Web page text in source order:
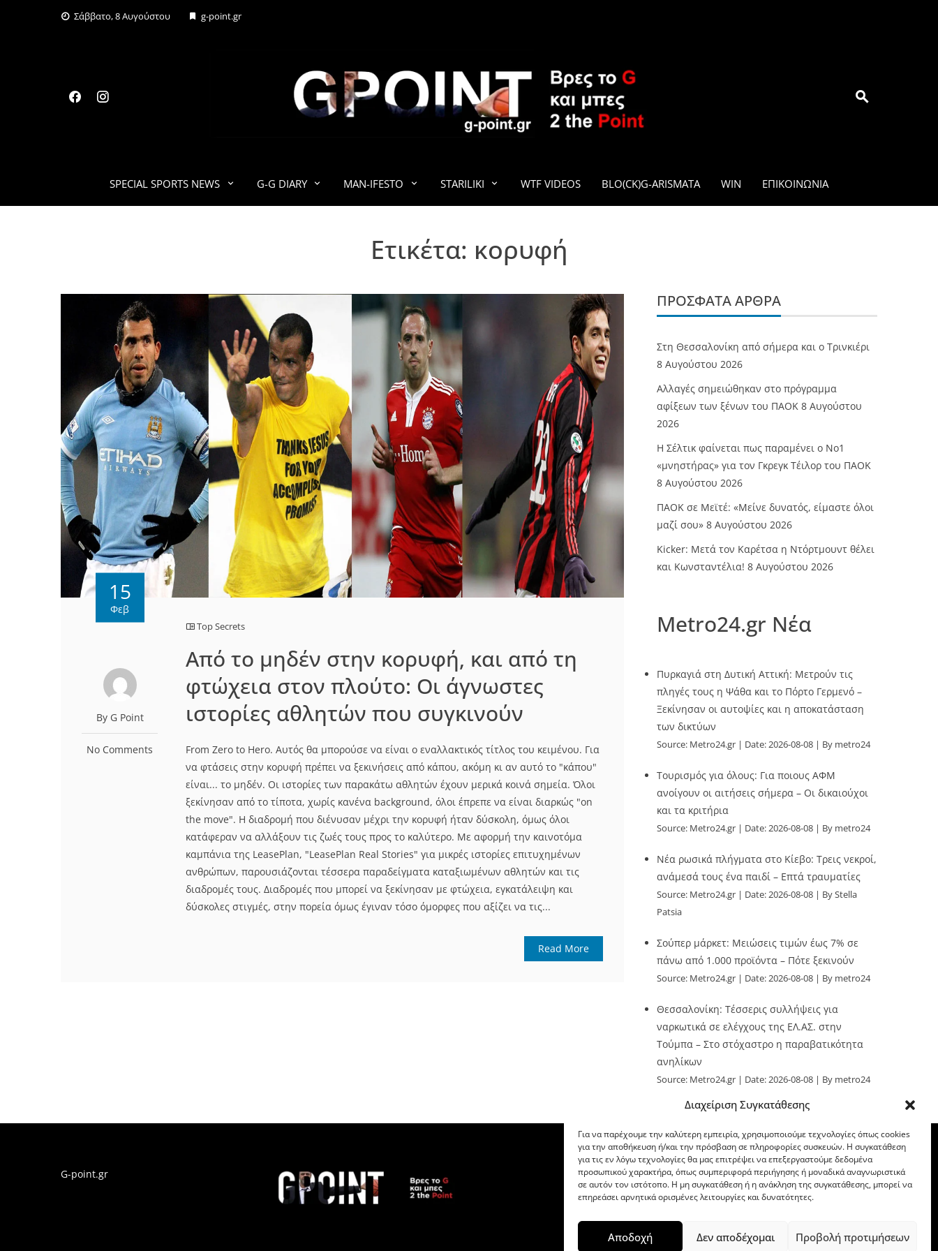
Διαχείριση Συγκατάθεσης
Για να παρέχουμε την καλύτερη εμπειρία, χρησιμοποιούμε τεχνολογίες όπως cookies
για την αποθήκευση ή/και την πρόσβαση σε πληροφορίες συσκευών. Η συγκατάθεση
για τις εν λόγω τεχνολογίες θα μας επιτρέψει να επεξεργαστούμε δεδομένα
προσωπικού χαρακτήρα, όπως συμπεριφορά περιήγησης ή μοναδικά αναγνωριστικά
σε αυτόν τον ιστότοπο. Η μη συγκατάθεση ή η ανάκληση της συγκατάθεσης, μπορεί να
επηρεάσει αρνητικά ορισμένες λειτουργίες και δυνατότητες.
Αποδοχή Δεν αποδέχομαι Προβολή προτιμήσεων
Σάββατο, 8 Αυγούστου g-point.gr
G-POINT.GR
SPECIAL SPORTS NEWS G-G DIARY MAN-IFESTO STARILIKI WTF VIDEOS BLO(CK)G-ARISMATA WIN ΕΠΙΚΟΙΝΩΝΊΑ
Ετικέτα: κορυφή
15
Φεβ
By G Point
No Comments
Top Secrets
Από το μηδέν στην κορυφή, και από τη
φτώχεια στον πλούτο: Οι άγνωστες
ιστορίες αθλητών που συγκινούν
From Zero to Hero. Αυτός θα μπορούσε να είναι ο εναλλακτικός τίτλος του κειμένου. Για
να φτάσεις στην κορυφή πρέπει να ξεκινήσεις από κάπου, ακόμη κι αν αυτό το "κάπου"
είναι... το μηδέν. Οι ιστορίες των παρακάτω αθλητών έχουν μερικά κοινά σημεία. Όλοι
ξεκίνησαν από το τίποτα, χωρίς κανένα background, όλοι έπρεπε να είναι διαρκώς "on
the move". H διαδρομή που διένυσαν μέχρι την κορυφή ήταν δύσκολη, όμως όλοι
κατάφεραν να αλλάξουν τις ζωές τους προς το καλύτερο. Με αφορμή την καινοτόμα
καμπάνια της LeasePlan, "LeasePlan Real Stories" για μικρές ιστορίες επιτυχημένων
ανθρώπων, παρουσιάζονται τέσσερα παραδείγματα καταξιωμένων αθλητών και τις
διαδρομές τους. Διαδρομές που μπορεί να ξεκίνησαν με φτώχεια, εγκατάλειψη και
δύσκολες στιγμές, στην πορεία όμως έγιναν τόσο όμορφες που αξίζει να τις...
Read More
ΠΡΌΣΦΑΤΑ ΆΡΘΡΑ
Στη Θεσσαλονίκη από σήμερα και ο Τρινκιέρι
8 Αυγούστου 2026
Αλλαγές σημειώθηκαν στο πρόγραμμα
αφίξεων των ξένων του ΠΑΟΚ 8 Αυγούστου
2026
Η Σέλτικ φαίνεται πως παραμένει ο Νο1
«μνηστήρας» για τον Γκρεγκ Τέιλορ του ΠΑΟΚ
8 Αυγούστου 2026
ΠΑΟΚ σε Μεϊτέ: «Μείνε δυνατός, είμαστε όλοι
μαζί σου» 8 Αυγούστου 2026
Kicker: Μετά τον Καρέτσα η Ντόρτμουντ θέλει
και Κωνσταντέλια! 8 Αυγούστου 2026
Metro24.gr Νέα
Πυρκαγιά στη Δυτική Αττική: Μετρούν τις
πληγές τους η Ψάθα και το Πόρτο Γερμενό –
Ξεκίνησαν οι αυτοψίες και η αποκατάσταση
των δικτύων
Source: Metro24.gr Date: 2026-08-08 By metro24
Τουρισμός για όλους: Για ποιους ΑΦΜ
ανοίγουν οι αιτήσεις σήμερα – Οι δικαιούχοι
και τα κριτήρια
Source: Metro24.gr Date: 2026-08-08 By metro24
Νέα ρωσικά πλήγματα στο Κίεβο: Τρεις νεκροί,
ανάμεσά τους ένα παιδί – Επτά τραυματίες
Source: Metro24.gr Date: 2026-08-08
By Stella
Patsia
Σούπερ μάρκετ: Μειώσεις τιμών έως 7% σε
πάνω από 1.000 προϊόντα – Πότε ξεκινούν
Source: Metro24.gr Date: 2026-08-08 By metro24
Θεσσαλονίκη: Τέσσερις συλλήψεις για
ναρκωτικά σε ελέγχους της ΕΛ.ΑΣ. στην
Τούμπα – Στο στόχαστρο η παραβατικότητα
ανηλίκων
Source: Metro24.gr Date: 2026-08-08 By metro24
G-point.gr